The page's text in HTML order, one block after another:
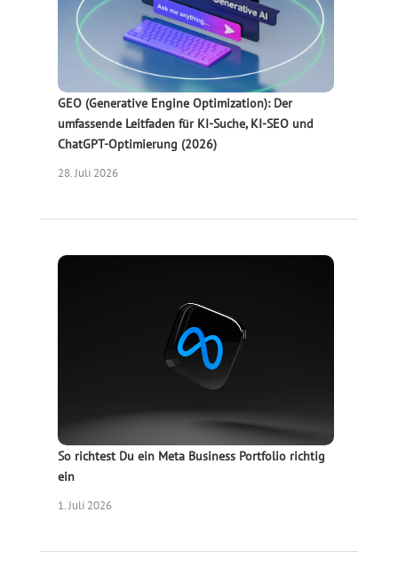
GEO (Generative Engine Optimization): Der
umfassende Leitfaden für KI-Suche, KI-SEO und
ChatGPT-Optimierung (2026)
28. Juli 2026
So richtest Du ein Meta Business Portfolio richtig
ein
1. Juli 2026